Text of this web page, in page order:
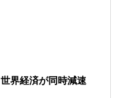
世界経済が同時減速